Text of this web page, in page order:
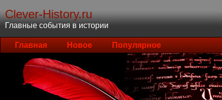
Clever-History.ru
Главные события в истории
Главная Новое Популярное